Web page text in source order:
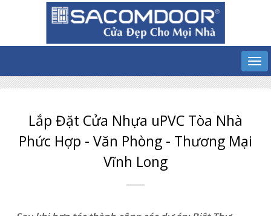
Lắp Đặt Cửa Nhựa uPVC Tòa Nhà
Phức Hợp - Văn Phòng - Thương Mại
Vĩnh Long